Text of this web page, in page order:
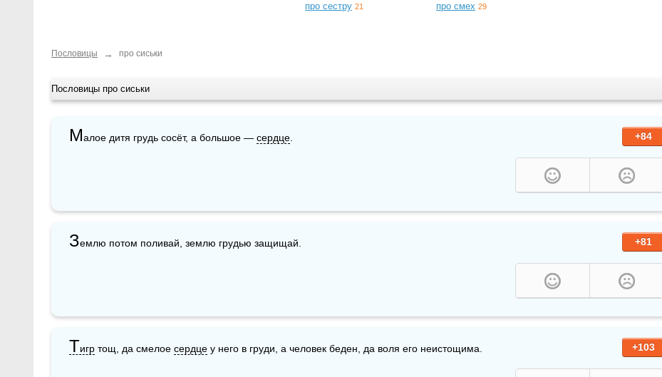
про сестру 21 про смех 29
Пословицы → про сиськи
Пословицы про сиськи
+84
Малое дитя грудь сосёт, а большое — сердце
+81
Землю потом поливай, землю грудью защищай.
+103
Тигр тощ, да смелое сердце у него в груди, а человек беден, да воля его неистощима.